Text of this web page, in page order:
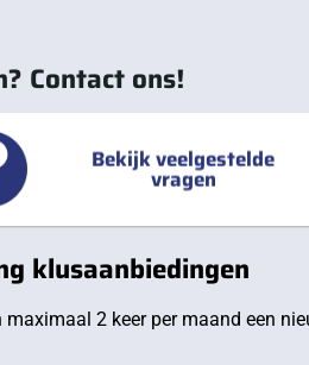
Contact ons!
Bekijk veelgestelde
vragen
klusaanbiedingen
maximaal 2 keer per maand een